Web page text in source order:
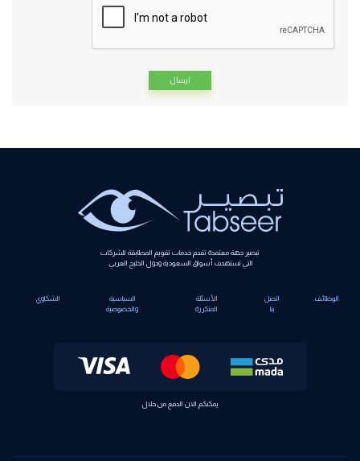
تبصير جهة معتمدة تقدم خدمات تقويم المطابقة للشركات
التي تستهدف أسواق السعودية ودول الخليج العربي.
الوظائف
اتصل
الأسئلة
المتكررة
السياسية
والخصوصية
الشكاوي
يمكنكم الان الدفع من خلال